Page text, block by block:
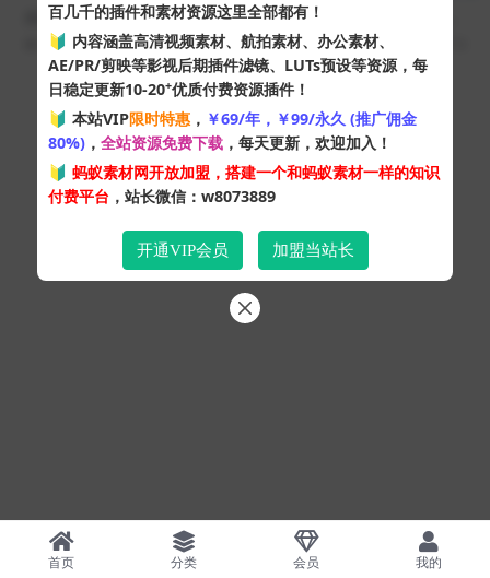
水墨山水背景雅韵中国风企业
品牌宣传PPT模板
61 10
淡雅红日迎客松背景雅韵中国
风品牌宣传PPT模板
59
Copyright © 2024蚂蚁素材网- 版权所有 All rights reserved.
粤ICP备19095528号
XML网站地图HTML网站地图 百度地图
SQL：48
Pages：0.34816s
首页 分类 会员 我的
百几千的插件和素材资源这里全部都有！
🔰 内容涵盖高清视频素材、航拍素材、办公素材、
AE/PR/剪映等影视后期插件滤镜、LUTs预设等资源，每
日稳定更新10-20+优质付费资源插件！
🔰 本站VIP限时特惠 ， ￥69/年，￥99/永久 (推广佣金
80%) ， 全站资源免费下载 ，每天更新，欢迎加入！
🔰 蚂蚁素材网开放加盟，搭建一个和蚂蚁素材一样的知识
付费平台 ，站长微信：w8073889
开通VIP会员 加盟当站长